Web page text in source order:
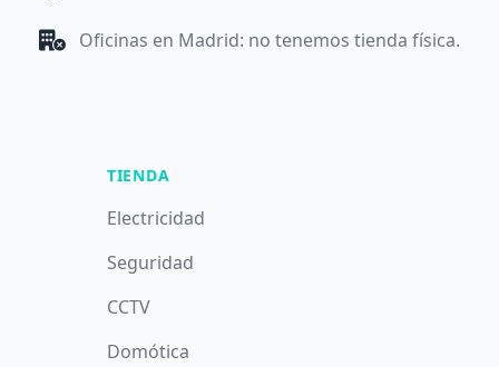
Oficinas en Madrid: no tenemos tienda física.
TIENDA
Electricidad
Seguridad
CCTV
Domótica